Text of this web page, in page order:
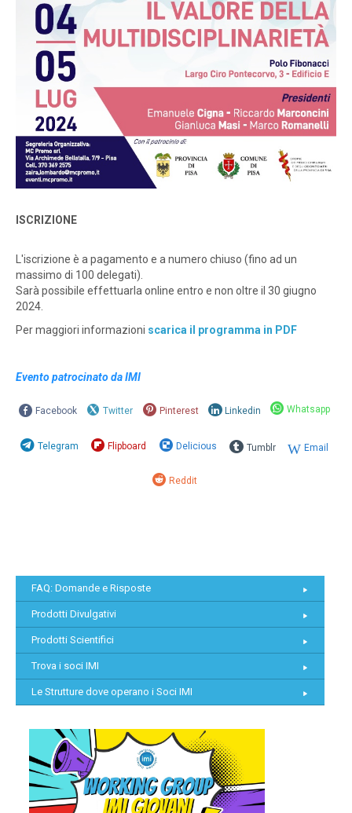
ISCRIZIONE
L'iscrizione è a pagamento e a numero chiuso (fino ad un
massimo di 100 delegati).
Sarà possibile effettuarla online entro e non oltre il 30 giugno
2024.
Per maggiori informazioni scarica il programma in PDF
Evento patrocinato da IMI
Facebook Twitter Pinterest Linkedin Whatsapp
Telegram Flipboard Delicious Tumblr Email
Reddit
FAQ: Domande e Risposte
Prodotti Divulgativi
Prodotti Scientifici
Trova i soci IMI
Le Strutture dove operano i Soci IMI